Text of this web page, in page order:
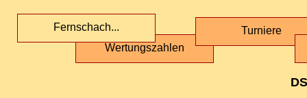
Wertungszahlen
Fernschach... Turniere